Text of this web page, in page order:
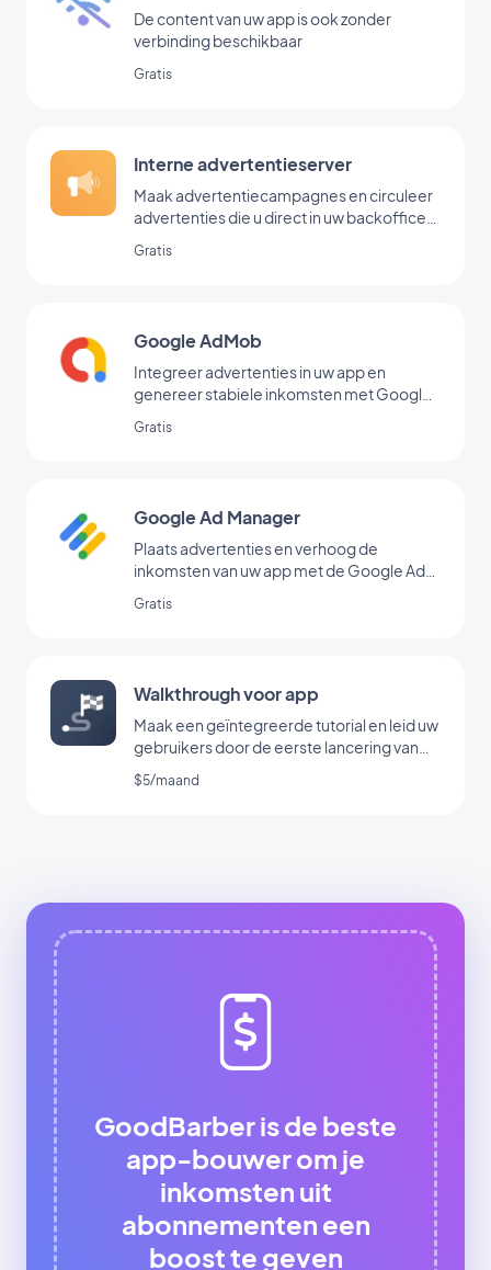
De content van uw app is ook zonder
verbinding beschikbaar
Gratis
Interne advertentieserver
Maak advertentiecampagnes en circuleer
advertenties die u direct in uw backoffice
Gratis
Google AdMob
Integreer advertenties in uw app en
genereer stabiele inkomsten met Google
Gratis
Google Ad Manager
Plaats advertenties en verhoog de
inkomsten van uw app met de Google Ad
Gratis
Walkthrough voor app
Maak een geïntegreerde tutorial en leid uw
gebruikers door de eerste lancering van
uw app
$5/maand
GoodBarber is de beste
app-bouwer om je
inkomsten uit
abonnementen een
boost te geven